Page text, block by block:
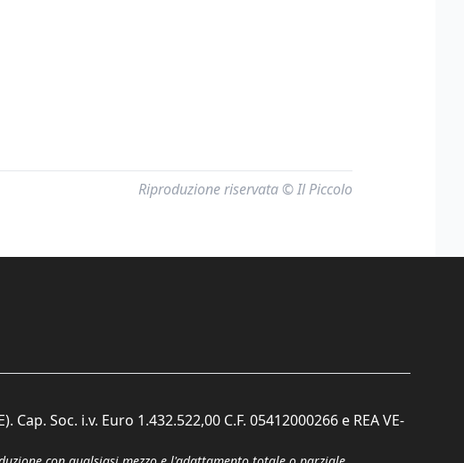
Riproduzione riservata © Il Piccolo
Soc. i.v. Euro 1.432.522,00 C.F. 05412000266 e REA VE-